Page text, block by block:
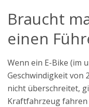
Braucht
einen
Wenn ein E-Bike (im
Geschwindigkeit von
nicht überschreitet,
Kraftfahrzeug